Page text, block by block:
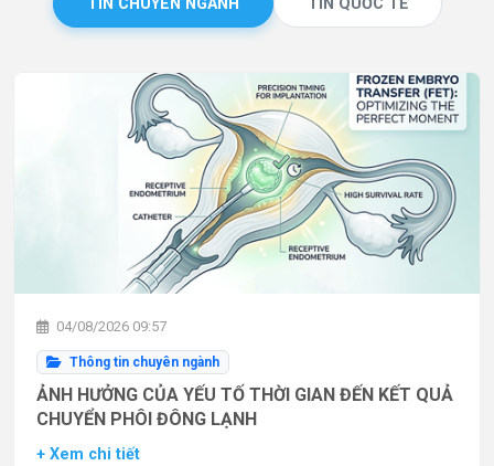
TIN CHUYÊN NGÀNH TIN QUỐC TẾ
04/08/2026 09:57
Thông tin chuyên ngành
ẢNH HƯỞNG CỦA YẾU TỐ THỜI GIAN ĐẾN KẾT QUẢ
CHUYỂN PHÔI ĐÔNG LẠNH
+ Xem chi tiết